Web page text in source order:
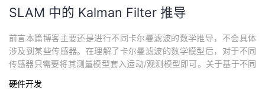
SLAM 中的 Kalman Filter 推导
前言本篇博客主要还是进行不同卡尔曼滤波的数学推导，不会具体
涉及到某些传感器。在理解了卡尔曼滤波的数学模型后，对于不同
传感器只需要将其测量模型套入运动/观测模型即可。关于基于不同
AM 中的定位概率模型在 SLAM 问题中，我们想要通过滤波方法求
硬件开发